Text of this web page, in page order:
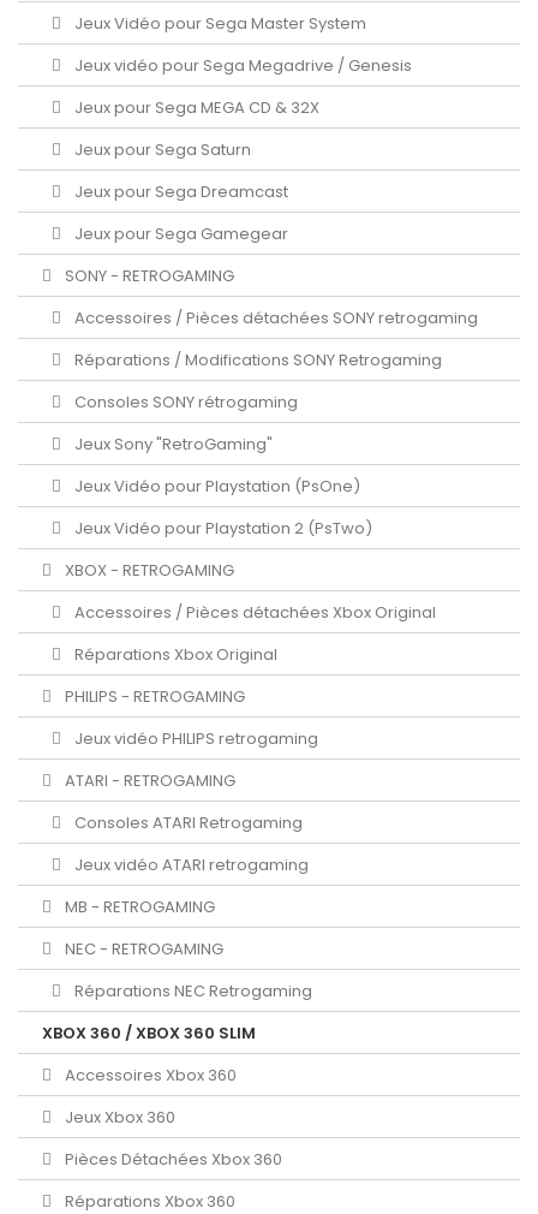
Jeux Vidéo pour Sega Master System
Jeux vidéo pour Sega Megadrive / Genesis
Jeux pour Sega MEGA CD & 32X
Jeux pour Sega Saturn
Jeux pour Sega Dreamcast
Jeux pour Sega Gamegear
SONY - RETROGAMING
Accessoires / Pièces détachées SONY retrogaming
Réparations / Modifications SONY Retrogaming
Consoles SONY rétrogaming
Jeux Sony "RetroGaming"
Jeux Vidéo pour Playstation (PsOne)
Jeux Vidéo pour Playstation 2 (PsTwo)
XBOX - RETROGAMING
Accessoires / Pièces détachées Xbox Original
Réparations Xbox Original
PHILIPS - RETROGAMING
Jeux vidéo PHILIPS retrogaming
ATARI - RETROGAMING
Consoles ATARI Retrogaming
Jeux vidéo ATARI retrogaming
MB - RETROGAMING
NEC - RETROGAMING
Réparations NEC Retrogaming
XBOX 360 / XBOX 360 SLIM
Accessoires Xbox 360
Jeux Xbox 360
Pièces Détachées Xbox 360
Réparations Xbox 360